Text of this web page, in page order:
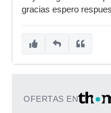
gracias espero
OFERTAS EN